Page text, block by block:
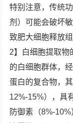
特别注意，传统
剂）可能会破坏
致肥大细胞释放
2】白细胞提取物
的白细胞群体，
蛋白的复合物，
12%-15%），具
防御素（8%-